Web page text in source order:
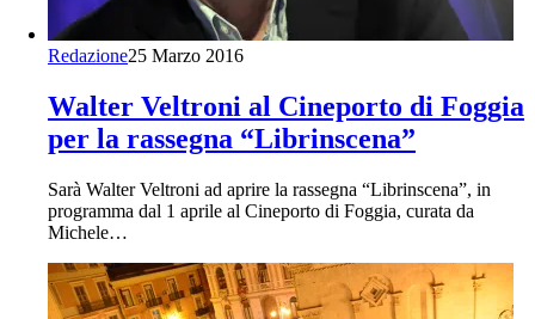
Redazione25 Marzo 2016
Walter Veltroni al Cineporto di Foggia
per la rassegna “Librinscena”
Sarà Walter Veltroni ad aprire la rassegna “Librinscena”, in
programma dal 1 aprile al Cineporto di Foggia, curata da
Michele…